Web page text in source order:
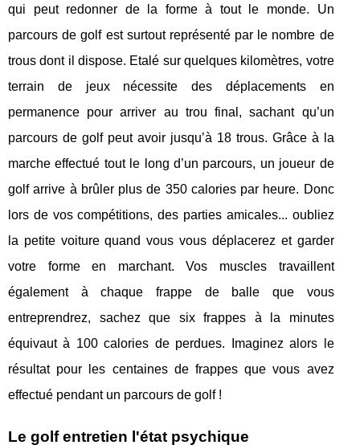
qui peut redonner de la forme à tout le monde. Un
parcours de golf est surtout représenté par le nombre de
trous dont il dispose. Etalé sur quelques kilomètres, votre
terrain de jeux nécessite des déplacements en
permanence pour arriver au trou final, sachant qu’un
parcours de golf peut avoir jusqu’à 18 trous. Grâce à la
marche effectué tout le long d’un parcours, un joueur de
golf arrive à brûler plus de 350 calories par heure. Donc
lors de vos compétitions, des parties amicales... oubliez
la petite voiture quand vous vous déplacerez et garder
votre forme en marchant. Vos muscles travaillent
également à chaque frappe de balle que vous
entreprendrez, sachez que six frappes à la minutes
équivaut à 100 calories de perdues. Imaginez alors le
résultat pour les centaines de frappes que vous avez
effectué pendant un parcours de golf !
Le golf entretien l'état psychique